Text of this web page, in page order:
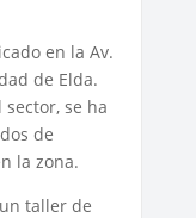
en la Av.
de Elda.
se ha
de
la zona.
taller de